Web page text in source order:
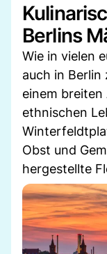
Berlins
Wie in vielen
auch in Berlin
einem
ethnischen
Obst und
hergestellte